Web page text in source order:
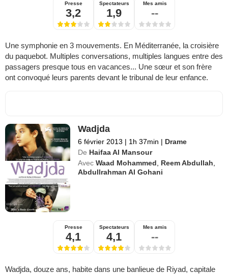
Presse
3,2
Spectateurs
1,9
Mes amis
--
Une symphonie en 3 mouvements. En Méditerranée, la croisière
du paquebot. Multiples conversations, multiples langues entre des
passagers presque tous en vacances... Une sœur et son frère
ont convoqué leurs parents devant le tribunal de leur enfance.
Wadjda
6 février 2013 | 1h 37min | Drame
De Haifaa Al Mansour
Avec Waad Mohammed Reem Abdullah
Abdullrahman Al Gohani
Presse
4,1
Spectateurs
4,1
Mes amis
--
Wadjda, douze ans, habite dans une banlieue de Riyad, capitale